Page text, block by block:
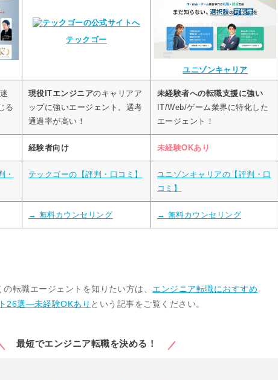
テックゴー
ユニゾンキャリア
る
現役ITエンジニアのキャリアア
ップに強いエージェント。選考
通過率が高い！
未経験者への転職支援に強い
IT/Web/ゲーム業界に特化した
エージェント！
経験者向け 未経験OKあり
・
テックゴーの【評判・口コミ】
ユニゾンキャリアの【評判・口
コミ】
→ 無料カウンセリング → 無料カウンセリング
の転職エージェントを知りたい方は、 エンジニア転職におすすめ
26選―未経験OKあり という記事をご覧ください。
最短でエンジニア転職を決める！